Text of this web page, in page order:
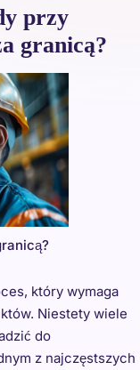
przy
granicą?
który wymaga
Niestety wiele
do
z najczęstszych